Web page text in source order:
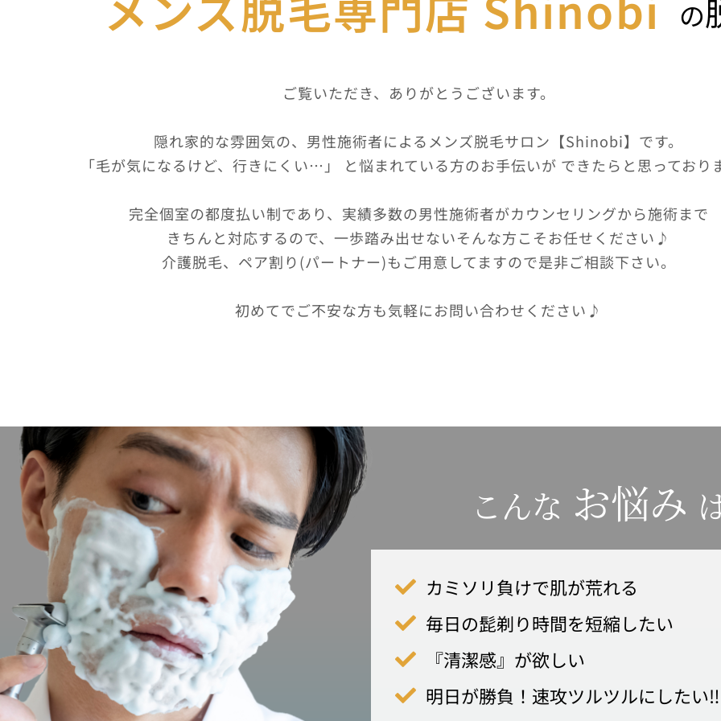
の
ご覧いただき、ありがとうございます。
隠れ家的な雰囲気の、男性施術者によるメンズ脱毛サロン【Shinobi】です。
「毛が気になるけど、行きにくい…」 と悩まれている方のお手伝いが できたらと思っており
完全個室の都度払い制であり、実績多数の男性施術者がカウンセリングから施術まで
きちんと対応するので、一歩踏み出せないそんな方こそお任せください♪
介護脱毛、ペア割り(パートナー)もご用意してますので是非ご相談下さい。
初めてでご不安な方も気軽にお問い合わせください♪
こんな お悩み
カミソリ負けで肌が荒れる
毎日の髭剃り時間を短縮したい
『清潔感』が欲しい
明日が勝負！速攻ツルツルにしたい‼